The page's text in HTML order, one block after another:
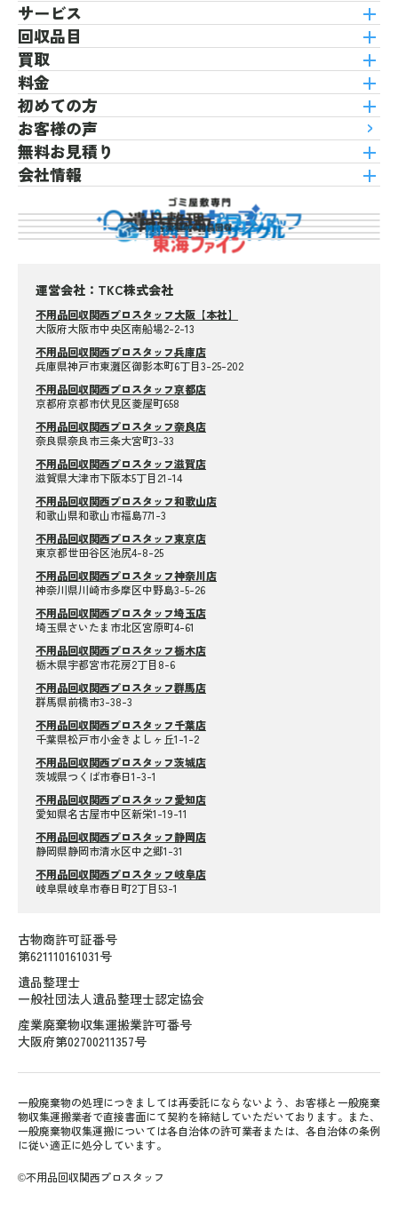
サービス
回収品目
買取
料金
初めての方
お客様の声
無料お見積り
会社情報
運営会社：TKC株式会社
不用品回収関西プロスタッフ大阪【本社】
大阪府大阪市中央区南船場2-2-13
不用品回収関西プロスタッフ兵庫店
兵庫県神戸市東灘区御影本町6丁目3-25-202
不用品回収関西プロスタッフ京都店
京都府京都市伏見区菱屋町658
不用品回収関西プロスタッフ奈良店
奈良県奈良市三条大宮町3-33
不用品回収関西プロスタッフ滋賀店
滋賀県大津市下阪本5丁目21-14
不用品回収関西プロスタッフ和歌山店
和歌山県和歌山市福島771-3
不用品回収関西プロスタッフ東京店
東京都世田谷区池尻4-8-25
不用品回収関西プロスタッフ神奈川店
神奈川県川崎市多摩区中野島3-5-26
不用品回収関西プロスタッフ埼玉店
埼玉県さいたま市北区宮原町4-61
不用品回収関西プロスタッフ栃木店
栃木県宇都宮市花房2丁目8-6
不用品回収関西プロスタッフ群馬店
群馬県前橋市3-38-3
不用品回収関西プロスタッフ千葉店
千葉県松戸市小金きよしヶ丘1-1-2
不用品回収関西プロスタッフ茨城店
茨城県つくば市春日1-3-1
不用品回収関西プロスタッフ愛知店
愛知県名古屋市中区新栄1-19-11
不用品回収関西プロスタッフ静岡店
静岡県静岡市清水区中之郷1-31
不用品回収関西プロスタッフ岐阜店
岐阜県岐阜市春日町2丁目53-1
古物商許可証番号
第621110161031号
遺品整理士
一般社団法人遺品整理士認定協会
産業廃棄物収集運搬業許可番号
大阪府第02700211357号
一般廃棄物の処理につきましては再委託にならないよう、お客様と一般廃棄
物収集運搬業者で直接書面にて契約を締結していただいております。また、
一般廃棄物収集運搬については各自治体の許可業者または、各自治体の条例
に従い適正に処分しています。
©不用品回収関西プロスタッフ